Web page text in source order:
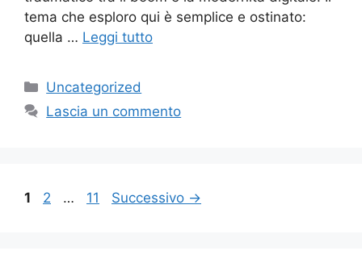
tema che esploro qui è semplice e ostinato:
quella … Leggi tutto
Categorie
Uncategorized
Lascia un commento
Pagina
1 Pagina
2 … Pagina
11 Successivo →